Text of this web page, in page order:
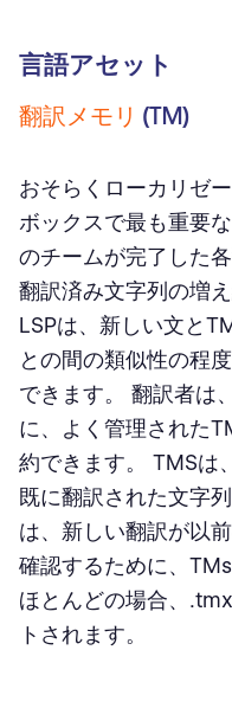
言語アセット
翻訳メモリ (TM)
おそらくローカリゼ
ボックスで最も重要
のチームが完了した
翻訳済み文字列の増
LSPは、新しい文と
との間の類似性の程
できます。 翻訳者は
に、よく管理された
約できます。 TMSは
既に翻訳された文字
は、新しい翻訳が以
確認するために、
ほとんどの場合、
トされます。